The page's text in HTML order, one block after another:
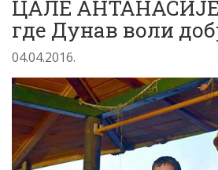
ЦАЛЕ
где Дунав воли
04.04.2016.